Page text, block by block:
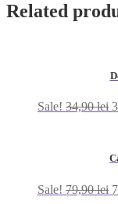
Related
Sale! 34,90lei
Sale! 79,90lei